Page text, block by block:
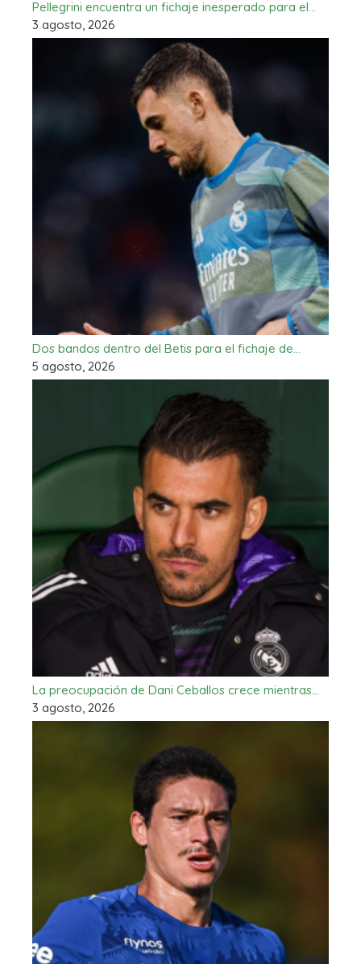
Pellegrini encuentra un fichaje inesperado para el…
3 agosto, 2026
Dos bandos dentro del Betis para el fichaje de…
5 agosto, 2026
La preocupación de Dani Ceballos crece mientras…
3 agosto, 2026